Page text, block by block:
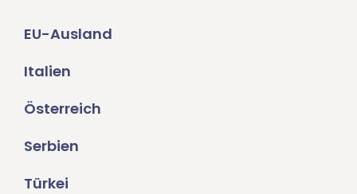
EU-Ausland
Italien
Österreich
Serbien
Türkei